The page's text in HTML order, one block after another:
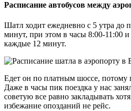
Расписание автобусов между
Шатл ходит ежедневно с 5 утра до
минут, при этом в часы 8:00-11:00
каждые 12 минут.
Едет он по платным шоссе, потому
Даже в часы пик поездка у нас
советую все равно закладывать
избежание опозданий не рейс.